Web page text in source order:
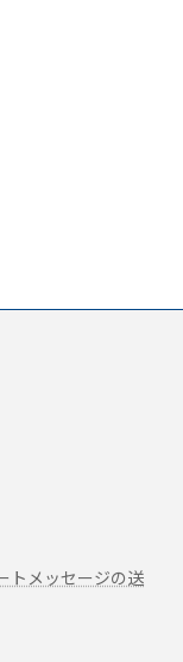
トメッセージの送